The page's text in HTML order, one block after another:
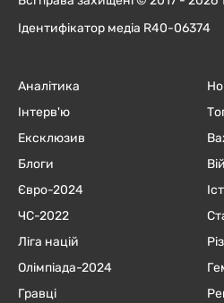
Ідентифікатор медіа R40-06374
Аналітика
Інтерв'ю
Ексклюзив
Блоги
Євро-2024
ЧC-2022
Ліга націй
Олімпіада-2024
Гравці